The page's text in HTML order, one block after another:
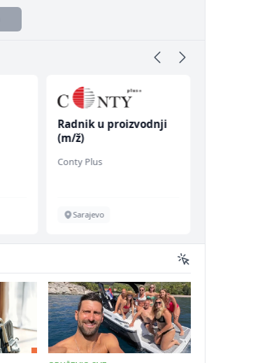
Radnik u proizvodnji
(m/ž)
Conty Plus
Sarajevo